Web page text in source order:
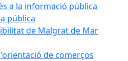
a la informació pública
pública
de Malgrat de Mar
de comerços